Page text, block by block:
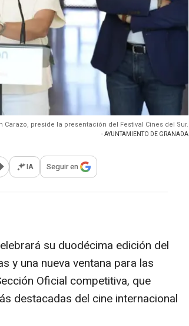
preside la presentación del Festival Cines del Sur.
- AYUNTAMIENTO DE GRANADA
opciones para compartir
IA Seguir en
su duodécima edición del
y una nueva ventana para las
Oficial competitiva, que
destacadas del cine internacional